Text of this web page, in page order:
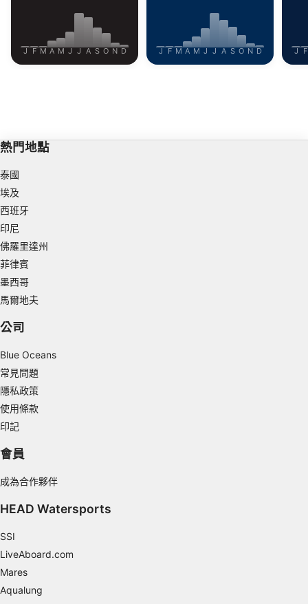
J F M A M J J A S O N D J F M A M J J A S O N D J F
熱門地點
泰國
埃及
西班牙
印尼
佛羅里達州
菲律賓
墨西哥
馬爾地夫
公司
Blue Oceans
常見問題
隱私政策
使用條款
印記
會員
成為合作夥伴
HEAD Watersports
SSI
LiveAboard.com
Mares
Aqualung